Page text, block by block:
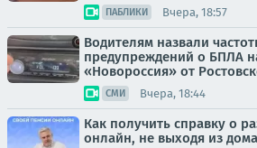
ПАБЛИКИ Вчера, 18:57
Водителям назвали
предупреждений о БПЛА
«Новороссия» от
СМИ Вчера, 18:44
Как получить справку о
онлайн, не выходя из дома